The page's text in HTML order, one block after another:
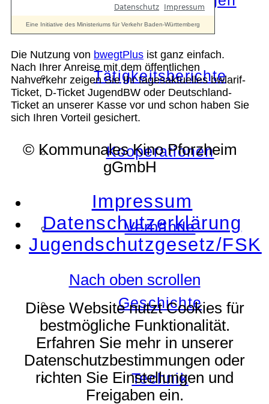
Tätigkeitsberichte
Kooperationen
Verbände
Geschichte
Technik
Die Nutzung von bwegtPlus ist ganz einfach.
Nach Ihrer Anreise mit dem öffentlichen
Nahverkehr zeigen Sie Ihr tagesaktuelles bwlarif-
Ticket, D-Ticket JugendBW oder Deutschland-
Ticket an unserer Kasse vor und schon haben Sie
sich Ihren Vorteil gesichert.
© Kommunales Kino Pforzheim
gGmbH
Impressum
Datenschutzerklärung
Jugendschutzgesetz/FSK
Nach oben scrollen
Diese Website nutzt Cookies für
bestmögliche Funktionalität.
Erfahren Sie mehr in unserer
Datenschutzbestimmungen oder
richten Sie Einstellungen und
Freigaben ein.